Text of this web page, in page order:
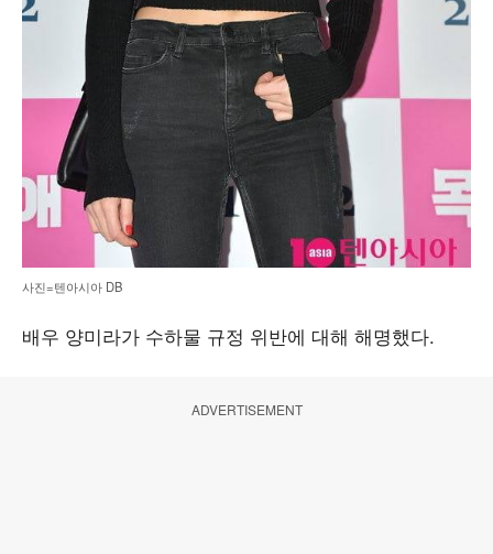
사진=텐아시아 DB
배우 양미라가 수하물 규정 위반에 대해 해명했다.
ADVERTISEMENT